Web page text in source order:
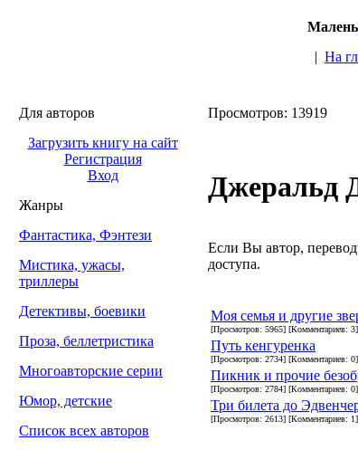
| На
Для авторов
Загрузить книгу на сайт
Регистрация
Вход
Жанры
Фантастика, Фэнтези
Мистика, ужасы,
триллеры
Детективы, боевики
Проза, беллетристика
Многоавторские серии
Юмор, детские
Список всех авторов
Просмотров: 13919
Джеральд
Если Вы автор,
доступа.
Моя семья и другие
[Просмотров: 5965] [Комментариев: 3]
Путь кенгуренка
[Просмотров: 2734] [Комментариев: 0]
Пикник и прочие
[Просмотров: 2784] [Комментариев: 0]
Три билета до
[Просмотров: 2613] [Комментариев: 1]